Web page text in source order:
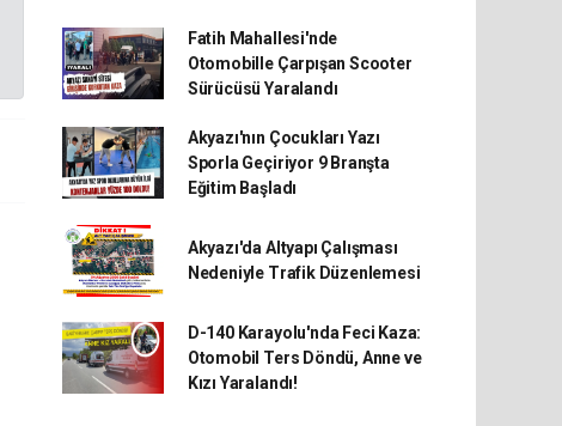
Fatih Mahallesi'nde
Otomobille Çarpışan Scooter
Sürücüsü Yaralandı
Akyazı'nın Çocukları Yazı
Sporla Geçiriyor 9 Branşta
Eğitim Başladı
Akyazı'da Altyapı Çalışması
Nedeniyle Trafik Düzenlemesi
D-140 Karayolu'nda Feci Kaza:
Otomobil Ters Döndü, Anne ve
Kızı Yaralandı!